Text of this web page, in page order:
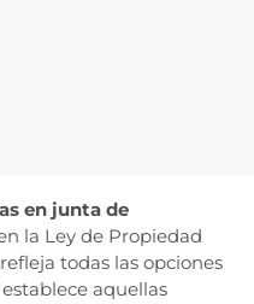
en junta de
la Ley de Propiedad
todas las opciones
aquellas